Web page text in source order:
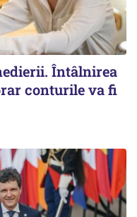
Întâlnirea
conturile va fi